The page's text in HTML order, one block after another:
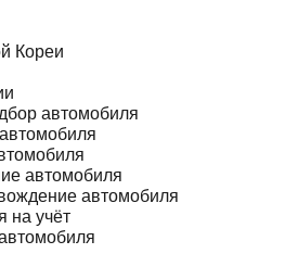
Кореи
автомобиля
автомобиля
автомобиля
на учёт